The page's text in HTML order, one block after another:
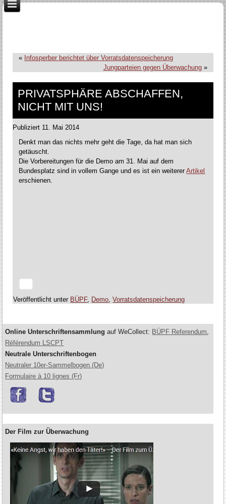
« Infosperber berichtet über Vorratsdatenspeicherung
Jungparteien gegen Überwachung»
PRIVATSPHÄRE ABSCHAFFEN,
NICHT MIT UNS!
Publiziert 11. Mai 2014
Denkt man das nichts mehr geht die Tage, da hat man sich
getäuscht.
Die Vorbereitungen für die Demo am 31. Mai auf dem
Bundesplatz sind in vollem Gange und es ist ein weitererArtikel
erschienen.
Veröffentlicht unter BÜPF, Demo,Vorratsdatenspeicherung
Online Unterschriftensammlung auf WeCollect: BÜPF Referendum,
Référendum LSCPT
Neutrale Unterschriftenbogen
Neutraler 10er-Sammelbogen (De)
Formulaire à 10 lignes (Fr)
Der Film zur Überwachung